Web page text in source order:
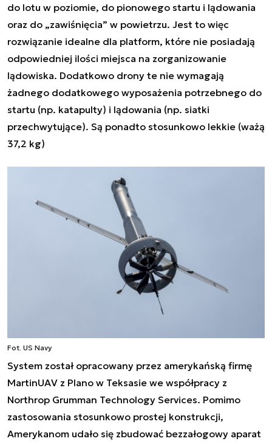
do lotu w poziomie, do pionowego startu i lądowania
oraz do „zawiśnięcia” w powietrzu. Jest to więc
rozwiązanie idealne dla platform, które nie posiadają
odpowiedniej ilości miejsca na zorganizowanie
lądowiska. Dodatkowo drony te nie wymagają
żadnego dodatkowego wyposażenia potrzebnego do
startu (np. katapulty) i lądowania (np. siatki
przechwytujące). Są ponadto stosunkowo lekkie (ważą
37,2 kg)
Fot. US Navy
System został opracowany przez amerykańską firmę
MartinUAV z Plano w Teksasie we współpracy z
Northrop Grumman Technology Services. Pomimo
zastosowania stosunkowo prostej konstrukcji,
Amerykanom udało się zbudować bezzałogowy aparat